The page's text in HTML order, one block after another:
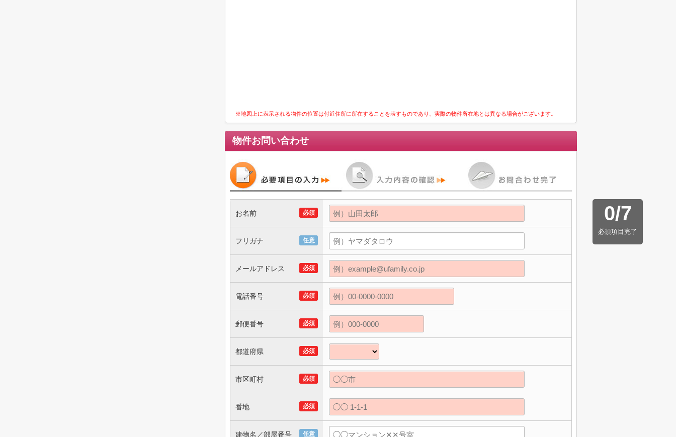
※地図上に表示される物件の位置は付近住所に所在することを表すものであり、実際の物件所在地とは異なる場合がございます。
物件お問い合わせ
0/7
必須項目完了
必須
お名前
任意
フリガナ
必須
メールアドレス
必須
電話番号
必須
郵便番号
必須
都道府県
必須
市区町村
必須
番地
任意
建物名／部屋番号